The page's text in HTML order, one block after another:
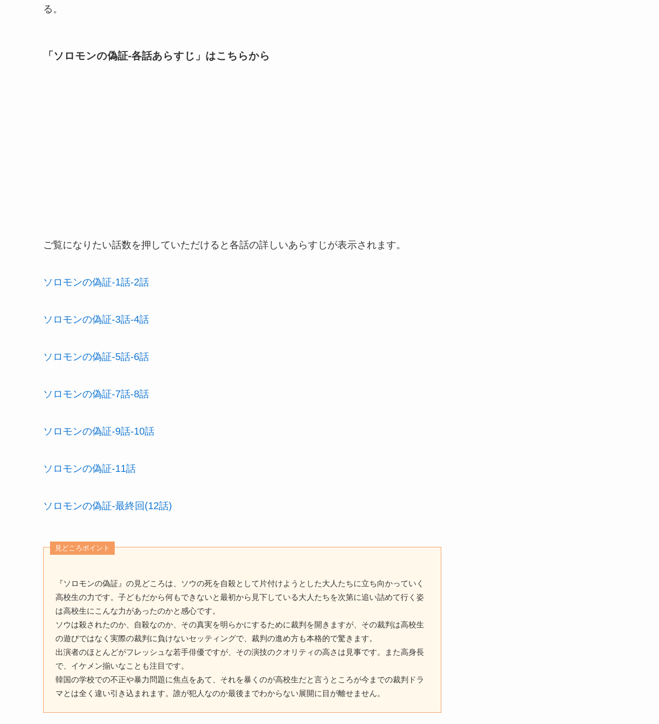
る。
「 ソロモンの偽証-各話あらすじ 」はこちらから
ご覧になりたい話数を押していただけると各話の詳しいあらすじが表示されます。
ソロモンの偽証-1話-2話
ソロモンの偽証-3話-4話
ソロモンの偽証-5話-6話
ソロモンの偽証-7話-8話
ソロモンの偽証-9話-10話
ソロモンの偽証-11話
ソロモンの偽証-最終回(12話)
見どころポイント
『ソロモンの偽証』の見どころは、ソウの死を自殺として片付けようとした大人たちに立ち向かっていく
高校生の力です。子どもだから何もできないと最初から見下している大人たちを次第に追い詰めて行く姿
は高校生にこんな力があったのかと感心です。
ソウは殺されたのか、自殺なのか、その真実を明らかにするために裁判を開きますが、その裁判は高校生
の遊びではなく実際の裁判に負けないセッティングで、裁判の進め方も本格的で驚きます。
出演者のほとんどがフレッシュな若手俳優ですが、その演技のクオリティの高さは見事です。また高身長
で、イケメン揃いなことも注目です。
韓国の学校での不正や暴力問題に焦点をあて、それを暴くのが高校生だと言うところが今までの裁判ドラ
マとは全く違い引き込まれます。誰が犯人なのか最後までわからない展開に目が離せません。